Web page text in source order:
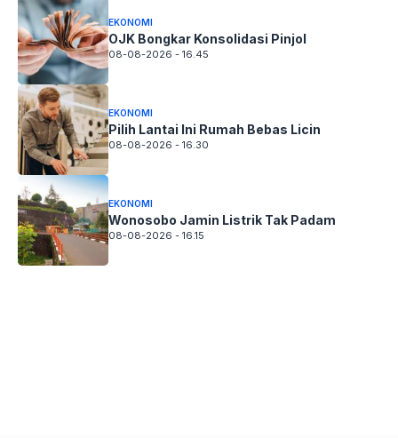
EKONOMI
OJK Bongkar Konsolidasi Pinjol
08-08-2026 - 16.45
EKONOMI
Pilih Lantai Ini Rumah Bebas Licin
08-08-2026 - 16.30
EKONOMI
Wonosobo Jamin Listrik Tak Padam
08-08-2026 - 16.15